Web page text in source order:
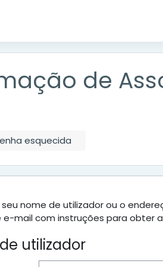
de
esquecida
nome de utilizador ou o
mail com instruções para obter
utilizador